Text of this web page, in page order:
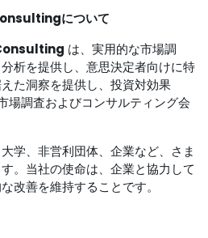
について
は、実用的な市場調
析を提供し、意思決定者向けに特
た洞察を提供し、投資対効果
場調査およびコンサルティング会
学、非営利団体、企業など、さま
。当社の使命は、企業と協力して
改善を維持することです。